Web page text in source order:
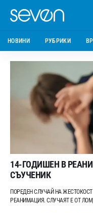
НОВИНИ РУБРИКИ
14-ГОДИШЕН В
СЪУЧЕНИК
ПОРЕДЕН СЛУЧАЙ НА
РЕАНИМАЦИЯ. СЛУЧАЯТ Е ОТ ЛОМ,